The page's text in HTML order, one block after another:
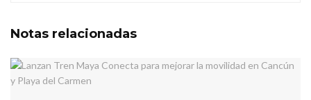
Notas relacionadas